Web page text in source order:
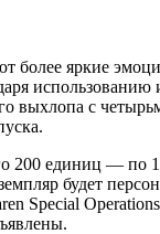
более яркие
выхлопа с
200 единиц — по
будет
Special